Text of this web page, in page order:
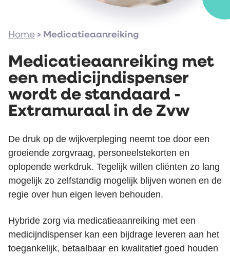
Home > Medicatieaanreiking
Medicatieaanreiking met
een medicijndispenser
wordt de standaard -
Extramuraal in de Zvw
De druk op de wijkverpleging neemt toe door een
groeiende zorgvraag, personeelstekorten en
oplopende werkdruk. Tegelijk willen cliënten zo lang
mogelijk zo zelfstandig mogelijk blijven wonen en de
regie over hun eigen leven behouden.
Hybride zorg via medicatieaanreiking met een
medicijndispenser kan een bijdrage leveren aan het
toegankelijk, betaalbaar en kwalitatief goed houden